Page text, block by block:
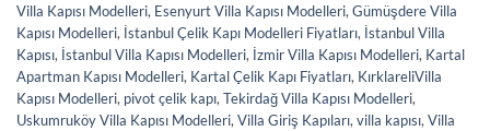
Villa Kapısı Modelleri, Esenyurt Villa Kapısı Modelleri, Gümüşdere Villa
Kapısı Modelleri, İstanbul Çelik Kapı Modelleri Fiyatları, İstanbul Villa
Kapısı, İstanbul Villa Kapısı Modelleri, İzmir Villa Kapısı Modelleri, Kartal
Apartman Kapısı Modelleri, Kartal Çelik Kapı Fiyatları, KırklareliVilla
Kapısı Modelleri, pivot çelik kapı, Tekirdağ Villa Kapısı Modelleri,
Uskumruköy Villa Kapısı Modelleri, Villa Giriş Kapıları, villa kapısı, Villa